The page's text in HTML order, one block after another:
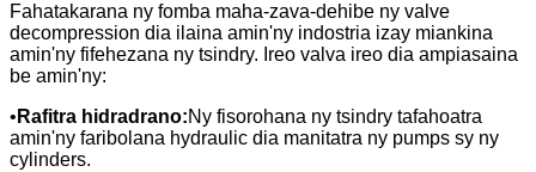
Fahatakarana ny fomba maha-zava-dehibe ny valve
decompression dia ilaina amin'ny indostria izay miankina
amin'ny fifehezana ny tsindry. Ireo valva ireo dia ampiasaina
be amin'ny:
• Rafitra hidradrano:Ny fisorohana ny tsindry tafahoatra
amin'ny faribolana hydraulic dia manitatra ny pumps sy ny
cylinders.